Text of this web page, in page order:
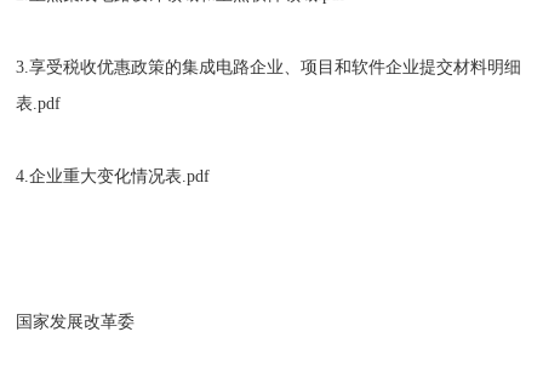
3.享受税收优惠政策的集成电路企业、项目和软件企业提交材料明细
表.pdf
4.企业重大变化情况表.pdf
国家发展改革委